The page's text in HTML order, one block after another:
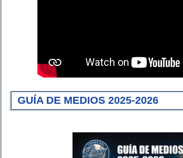
GUÍA DE MEDIOS 2025-2026